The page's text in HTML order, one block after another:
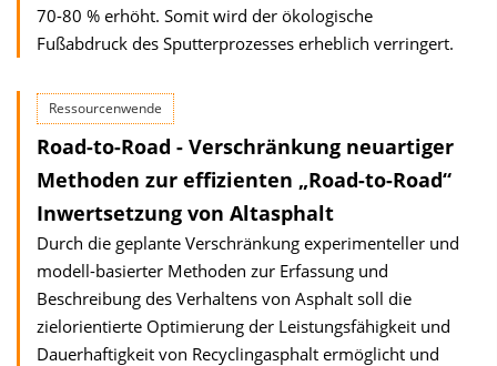
70-80 % erhöht. Somit wird der ökologische
Fußabdruck des Sputterprozesses erheblich verringert.
Ressourcenwende
Road-to-Road - Verschränkung neuartiger
Methoden zur effizienten „Road-to-Road“
Inwertsetzung von Altasphalt
Durch die geplante Verschränkung experimenteller und
modell-basierter Methoden zur Erfassung und
Beschreibung des Verhaltens von Asphalt soll die
zielorientierte Optimierung der Leistungsfähigkeit und
Dauerhaftigkeit von Recyclingasphalt ermöglicht und